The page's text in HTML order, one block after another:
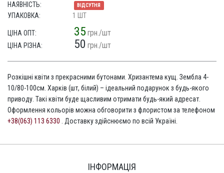
НАЯВНІСТЬ:
ВІДСУТНЯ
УПАКОВКА: 1 ШТ
ЦІНА ОПТ: 35 грн./шт
ЦІНА РІЗНА: 50 грн./шт
Розкішні квіти з прекрасними бутонами. Хризантема кущ. Зембла 4-
10/80-100см. Харків (шт, білий) – ідеальний подарунок з будь-якого
приводу. Такі квіти буде щасливим отримати будь-який адресат.
Оформлення кольорів можна обговорити з флористом за телефоном
+38(063) 113 6330 . Доставку здійснюємо по всій Україні.
ІНФОРМАЦІЯ